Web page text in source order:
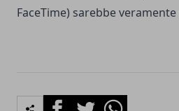
FaceTime) sarebbe
FacebookTwitterWhatsapp